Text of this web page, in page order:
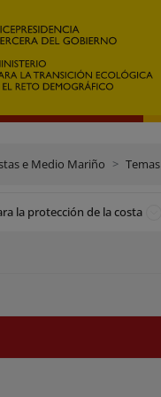
e Medio Mariño Temas
la protección de la costa